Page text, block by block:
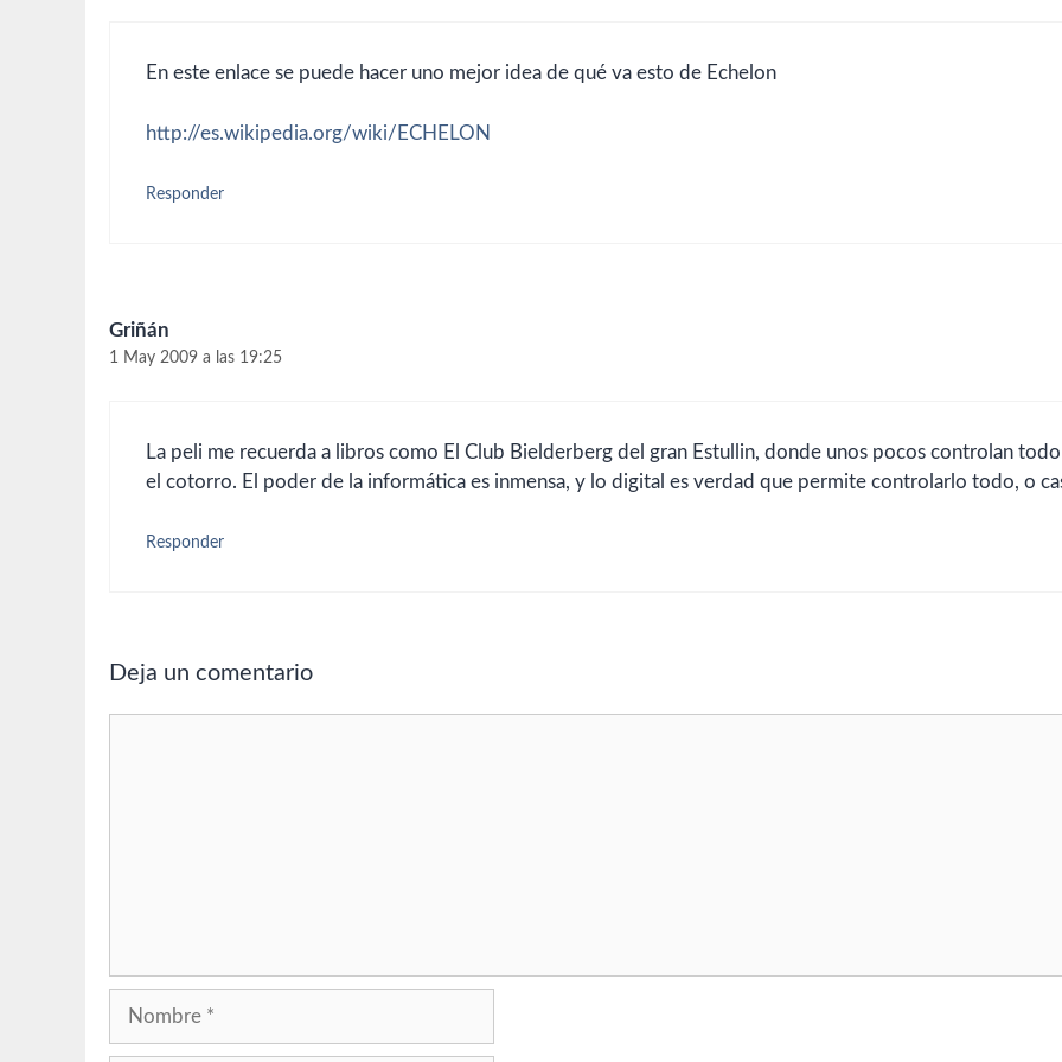
En este enlace se puede hacer uno mejor idea de qué va esto de Echelon
http://es.wikipedia.org/wiki/ECHELON
Responder
Griñán
1 May 2009 a las 19:25
La peli me recuerda a libros como El Club Bielderberg del gran Estullin, donde unos pocos controlan todo
el cotorro. El poder de la informática es inmensa, y lo digital es verdad que permite controlarlo todo, o
Responder
Deja un comentario